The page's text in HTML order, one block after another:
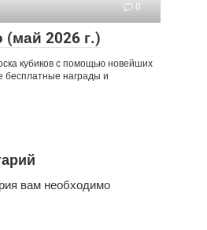
0
2026 г.)
кубиков с помощью новейших
бесплатные награды и
вам необходимо